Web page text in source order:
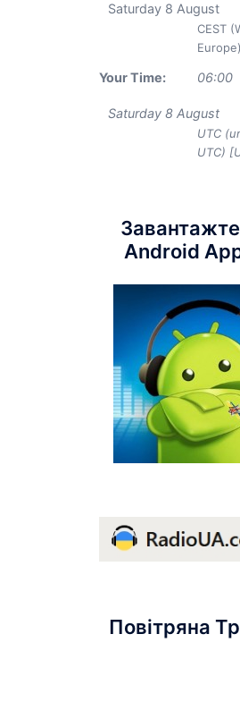
Saturday 8 August
CEST
Your Time: 06:00
Saturday 8 August
UTC
UTC)
Android
Повітряна